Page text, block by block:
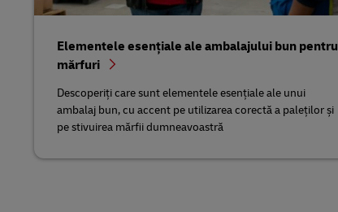
Elementele esențiale ale ambalajului bun pentru
mărfuri
Descoperiți care sunt elementele esențiale ale unui
ambalaj bun, cu accent pe utilizarea corectă a paleților și
pe stivuirea mărfii dumneavoastră